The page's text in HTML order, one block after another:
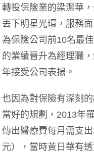
轉投保險業的梁潔華
丟下明星光環，服務
為保險公司前10名最
的業績晉升為經理職
年接受公司表揚。
也因為對保險有深刻
當好的規劃，2013年
傳出醫療費每月需支
元），當時黃日華有